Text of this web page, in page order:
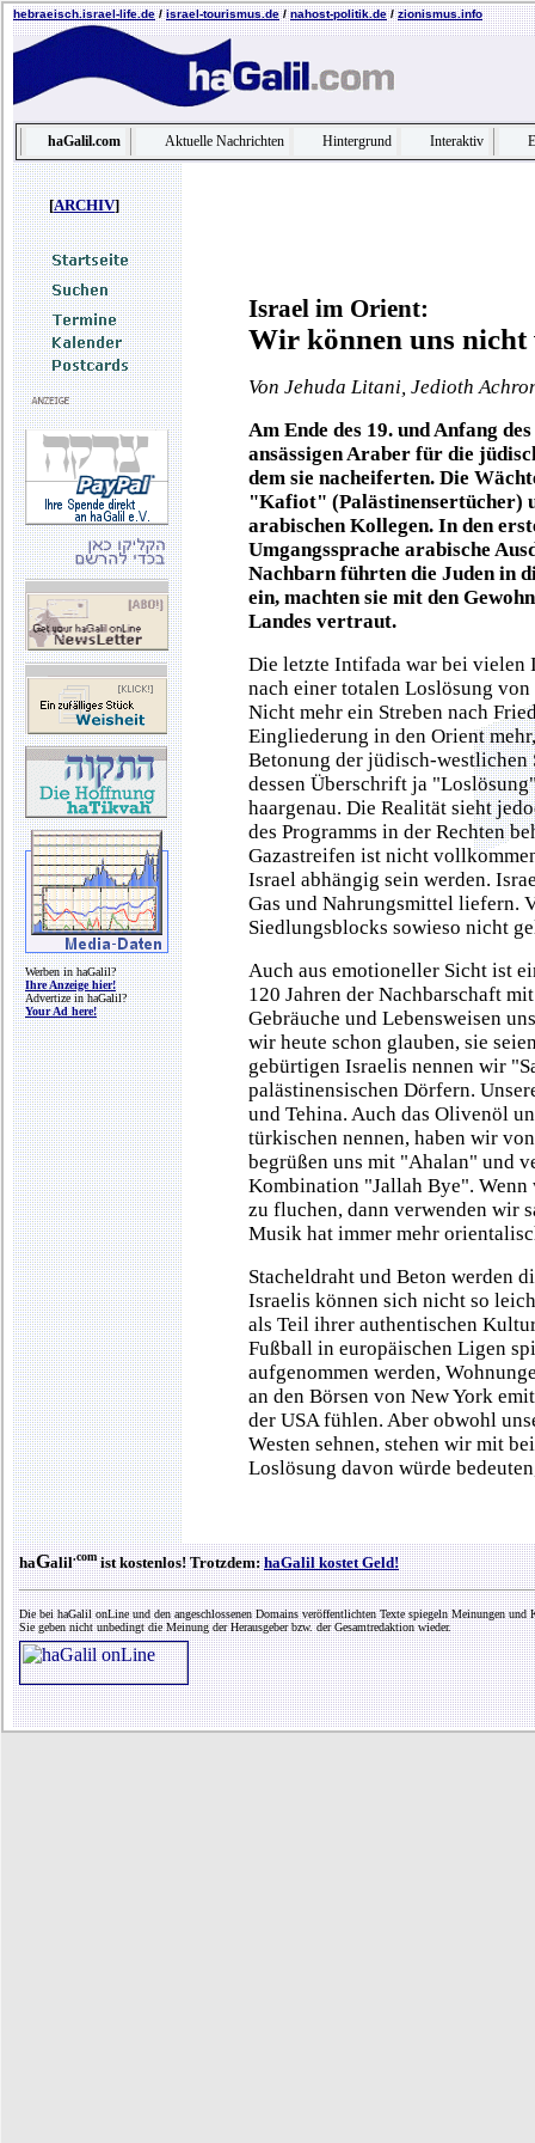
hebraeisch.israel-life.de/israel-tourismus.de/nahost-politik.de/zionismus.info
haGalil.com Aktuelle Nachrichten Hintergrund Interaktiv
[ARCHIV]
Werben in haGalil?
Ihre Anzeige hier!
Advertize in haGalil?
Your Ad here!
Israel im Orient:
Wir können uns nicht
Von Jehuda Litani, Jedioth
Am Ende des 19. und Anfang
ansässigen Araber für die
dem sie nacheiferten. Die
"Kafiot" (Palästinensertücher)
arabischen Kollegen. In den
Umgangssprache arabische
Nachbarn führten die Juden in
ein, machten sie mit den
Landes vertraut.
Die letzte Intifada war bei vielen
nach einer totalen Loslösung
Nicht mehr ein Streben nach
Eingliederung in den Orient
Betonung der jüdisch-westlichen
dessen Überschrift ja
haargenau. Die Realität sieht
des Programms in der Rechten
Gazastreifen ist nicht
Israel abhängig sein werden.
Gas und Nahrungsmittel liefern.
Siedlungsblocks sowieso nicht
Auch aus emotioneller Sicht ist
120 Jahren der Nachbarschaft
Gebräuche und Lebensweisen
wir heute schon glauben, sie
gebürtigen Israelis nennen wir
palästinensischen Dörfern.
und Tehina. Auch das Olivenöl
türkischen nennen, haben wir
begrüßen uns mit "Ahalan" und
Kombination "Jallah Bye". Wenn
zu fluchen, dann verwenden wir
Musik hat immer mehr
Stacheldraht und Beton werden
Israelis können sich nicht so
als Teil ihrer authentischen
Fußball in europäischen Ligen
aufgenommen werden,
an den Börsen von New York
der USA fühlen. Aber obwohl
Westen sehnen, stehen wir mit
Loslösung davon würde
haGalil.comist kostenlos! Trotzdem:haGalil kostet Geld!
Die bei haGalil onLine und den angeschlossenen Domains veröffentlichten Texte spiegeln Meinungen und
Sie geben nicht unbedingt die Meinung der Herausgeber bzw. der Gesamtredaktion wieder.